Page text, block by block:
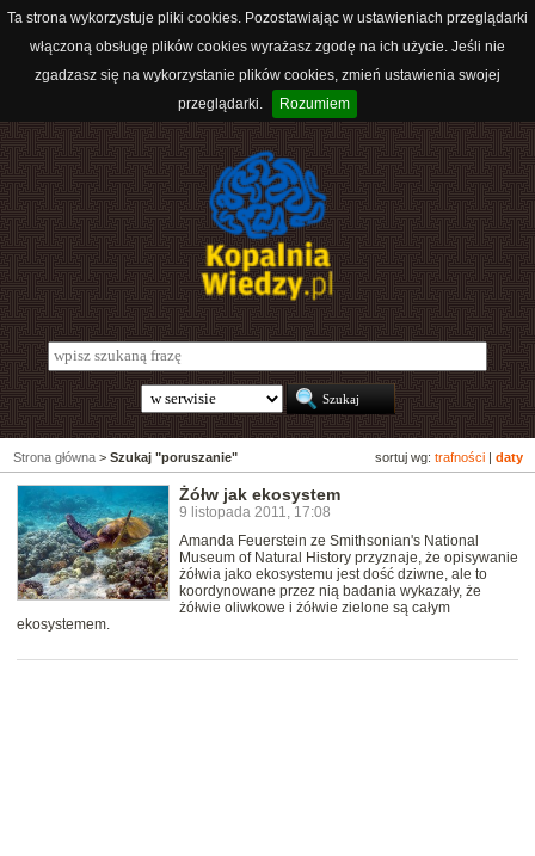
Ta strona wykorzystuje pliki cookies. Pozostawiając w ustawieniach przeglądarki
włączoną obsługę plików cookies wyrażasz zgodę na ich użycie. Jeśli nie
zgadzasz się na wykorzystanie plików cookies, zmień ustawienia swojej
przeglądarki.
Rozumiem
sortuj wg: trafności daty
Strona główna > Szukaj "poruszanie"
Żółw jak ekosystem
9 listopada 2011, 17:08
Amanda Feuerstein ze Smithsonian's National
Museum of Natural History przyznaje, że opisywanie
żółwia jako ekosystemu jest dość dziwne, ale to
koordynowane przez nią badania wykazały, że
żółwie oliwkowe i żółwie zielone są całym
ekosystemem.